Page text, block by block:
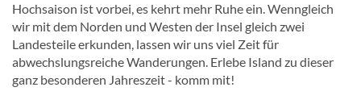
Hochsaison ist vorbei, es kehrt mehr Ruhe ein. Wenngleich
wir mit dem Norden und Westen der Insel gleich zwei
Landesteile erkunden, lassen wir uns viel Zeit für
abwechslungsreiche Wanderungen. Erlebe Island zu dieser
ganz besonderen Jahreszeit - komm mit!